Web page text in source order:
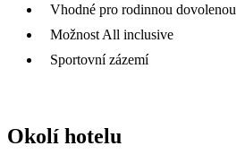
Vhodné pro rodinnou dovolenou
Možnost All inclusive
Sportovní zázemí
Okolí hotelu